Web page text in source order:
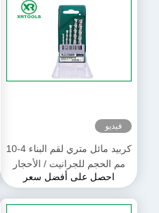
فيديو
كربيد مائل متري لقم البناء 4-10
مم الحجم للجرانيت / الأحجار
احصل على أفضل سعر